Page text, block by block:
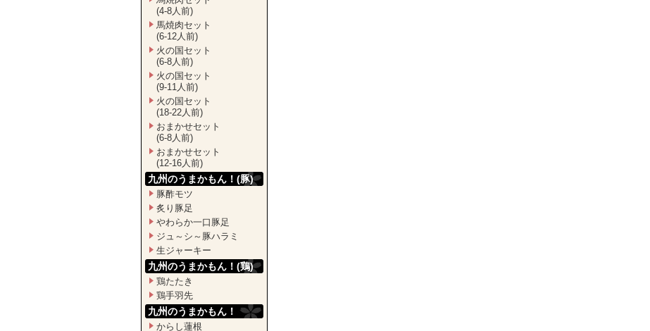
(4-8人前)
馬焼肉セット
(6-12人前)
火の国セット
(6-8人前)
火の国セット
(9-11人前)
火の国セット
(18-22人前)
おまかせセット
(6-8人前)
おまかせセット
(12-16人前)
九州のうまかもん！(豚)
豚酢モツ
炙り豚足
やわらか一口豚足
ジュ～シ～豚ハラミ
生ジャーキー
九州のうまかもん！(鶏)
鶏たたき
鶏手羽先
九州のうまかもん！
からし蓮根